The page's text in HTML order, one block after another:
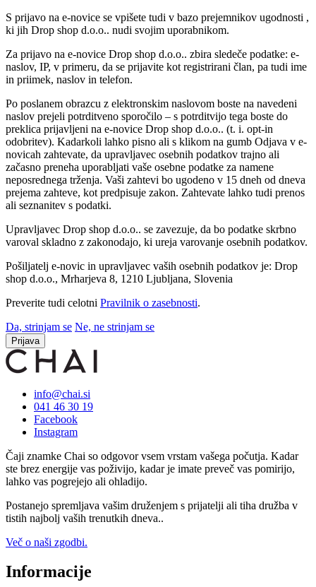
S prijavo na e-novice se vpišete tudi v bazo prejemnikov ugodnosti ,
ki jih Drop shop d.o.o.. nudi svojim uporabnikom.
Za prijavo na e-novice Drop shop d.o.o.. zbira sledeče podatke: e-
naslov, IP, v primeru, da se prijavite kot registrirani član, pa tudi ime
in priimek, naslov in telefon.
Po poslanem obrazcu z elektronskim naslovom boste na navedeni
naslov prejeli potrditveno sporočilo – s potrditvijo tega boste do
preklica prijavljeni na e-novice Drop shop d.o.o.. (t. i. opt-in
odobritev). Kadarkoli lahko pisno ali s klikom na gumb Odjava v e-
novicah zahtevate, da upravljavec osebnih podatkov trajno ali
začasno preneha uporabljati vaše osebne podatke za namene
neposrednega trženja. Vaši zahtevi bo ugodeno v 15 dneh od dneva
prejema zahteve, kot predpisuje zakon. Zahtevate lahko tudi prenos
ali seznanitev s podatki.
Upravljavec Drop shop d.o.o.. se zavezuje, da bo podatke skrbno
varoval skladno z zakonodajo, ki ureja varovanje osebnih podatkov.
Pošiljatelj e-novic in upravljavec vaših osebnih podatkov je: Drop
shop d.o.o., Mrharjeva 8, 1210 Ljubljana, Slovenia
Preverite tudi celotni Pravilnik o zasebnosti.
Da, strinjam se Ne, ne strinjam se
Prijava
info@chai.si
041 46 30 19
Facebook
Instagram
Čaji znamke Chai so odgovor vsem vrstam vašega počutja. Kadar
ste brez energije vas poživijo, kadar je imate preveč vas pomirijo,
lahko vas pogrejejo ali ohladijo.
Postanejo spremljava vašim druženjem s prijatelji ali tiha družba v
tistih najbolj vaših trenutkih dneva..
Več o naši zgodbi.
Informacije